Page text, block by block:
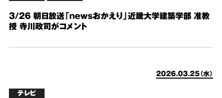
3/26 朝日放送「newsおかえり」近畿大学建築学部 准教
授 寺川政司がコメント
2026.03.25（水）
テレビ